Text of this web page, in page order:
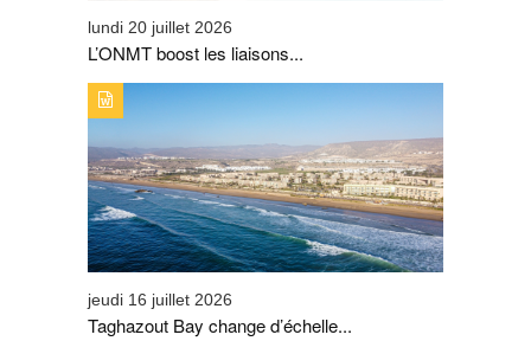
lundi 20 juillet 2026
L’ONMT boost les liaisons...
TYPE DE PUBLICATION : A_LA_UNETITRE : TAGHAZOUT
BAY CHANGE D’ÉCHELLE ET SIGNE SON PLUS BEL
ÉTÉ
jeudi 16 juillet 2026
Taghazout Bay change d’échelle...